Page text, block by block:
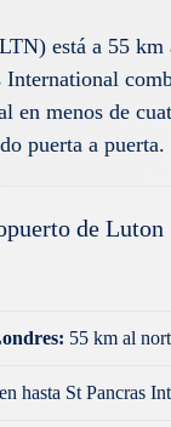
está a 55
International
en menos de
puerta a puerta.
de Luton
55 km al
hasta St Pancras